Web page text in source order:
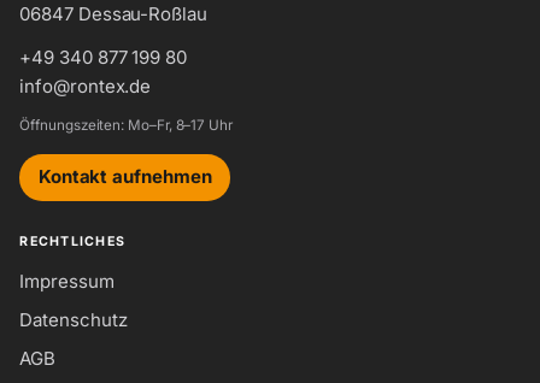
06847 Dessau-Roßlau
+49 340 877 199 80
info@rontex.de
Öffnungszeiten: Mo–Fr, 8–17 Uhr
Kontakt aufnehmen
RECHTLICHES
Impressum
Datenschutz
AGB